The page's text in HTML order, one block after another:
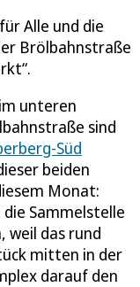
Alle und die
Brölbahnstraße
im unteren
sind
Süd
beiden
Monat:
die Sammelstelle
weil das rund
mitten in der
darauf den